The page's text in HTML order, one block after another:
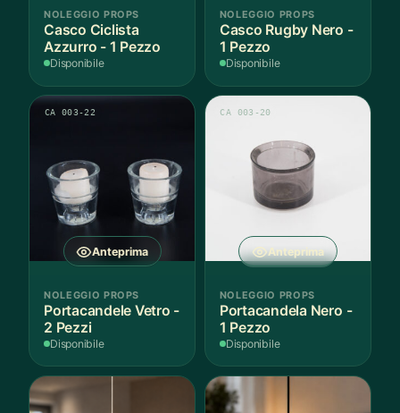
NOLEGGIO PROPS
Casco Ciclista
Azzurro - 1 Pezzo
Disponibile
NOLEGGIO PROPS
Casco Rugby Nero -
1 Pezzo
Disponibile
Anteprima
CA 003-22
NOLEGGIO PROPS
Portacandele Vetro -
2 Pezzi
Disponibile
Anteprima
CA 003-20
NOLEGGIO PROPS
Portacandela Nero -
1 Pezzo
Disponibile